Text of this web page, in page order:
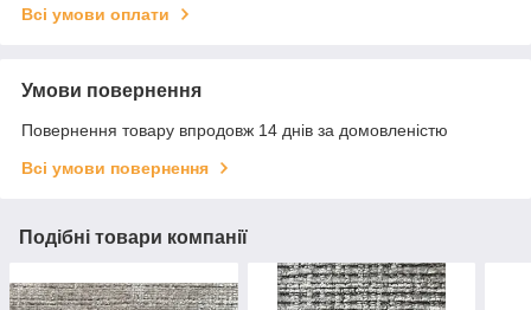
Всі умови оплати
Умови повернення
Повернення товару впродовж 14 днів за домовленістю
Всі умови повернення
Подібні товари компанії